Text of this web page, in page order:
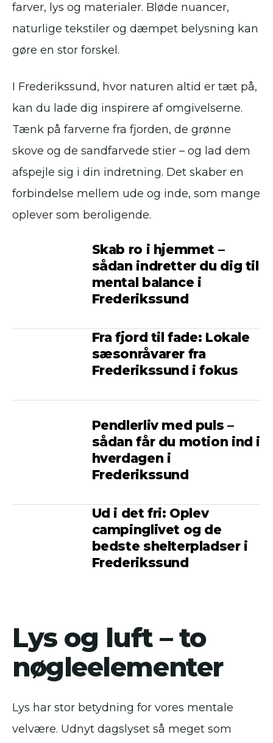
farver, lys og materialer. Bløde nuancer,
naturlige tekstiler og dæmpet belysning kan
gøre en stor forskel.
I Frederikssund, hvor naturen altid er tæt på,
kan du lade dig inspirere af omgivelserne.
Tænk på farverne fra fjorden, de grønne
skove og de sandfarvede stier – og lad dem
afspejle sig i din indretning. Det skaber en
forbindelse mellem ude og inde, som mange
oplever som beroligende.
Skab ro i hjemmet –
sådan indretter du dig til
mental balance i
Frederikssund
Fra fjord til fade: Lokale
sæsonråvarer fra
Frederikssund i fokus
Pendlerliv med puls –
sådan får du motion ind i
hverdagen i
Frederikssund
Ud i det fri: Oplev
campinglivet og de
bedste shelterpladser i
Frederikssund
Lys og luft – to
nøgleelementer
Lys har stor betydning for vores mentale
velvære. Udnyt dagslyset så meget som